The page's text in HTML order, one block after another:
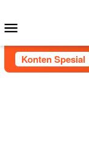
Mobile
Konten Spesial